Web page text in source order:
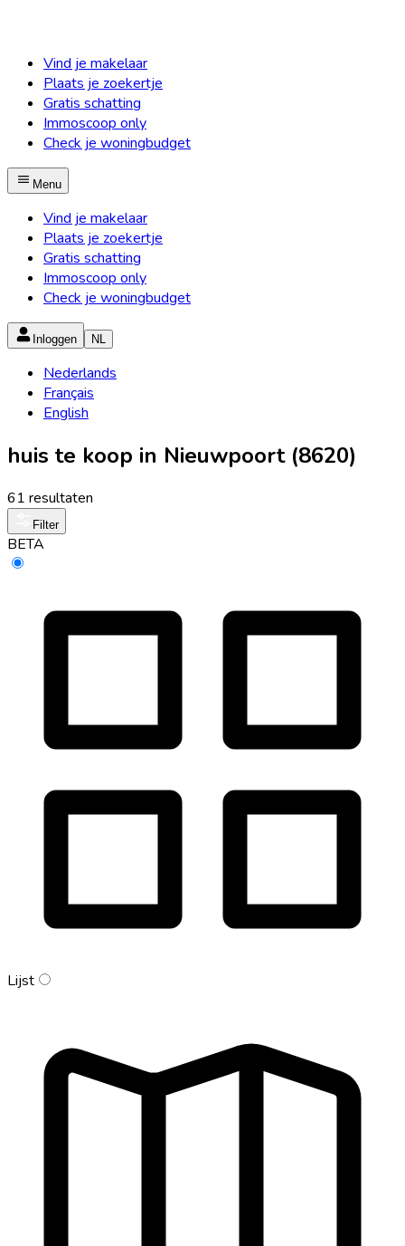
Vind je makelaar
Plaats je zoekertje
Gratis schatting
Immoscoop only
Check je woningbudget
Menu
Vind je makelaar
Plaats je zoekertje
Gratis schatting
Immoscoop only
Check je woningbudget
Inloggen NL
Nederlands
Français
English
huis te koop in Nieuwpoort (8620)
61 resultaten
Filter
BETA
Lijst